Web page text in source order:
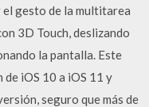
gesto de la multitarea
3D Touch, deslizando
la pantalla. Este
iOS 10 a iOS 11 y
seguro que más de